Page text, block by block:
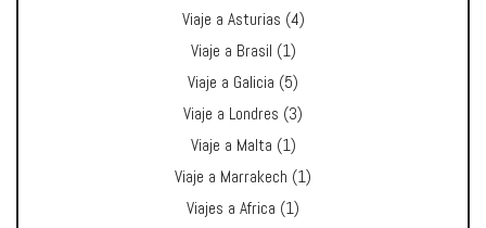
Viaje a Asturias (4)
Viaje a Brasil (1)
Viaje a Galicia (5)
Viaje a Londres (3)
Viaje a Malta (1)
Viaje a Marrakech (1)
Viajes a Africa (1)